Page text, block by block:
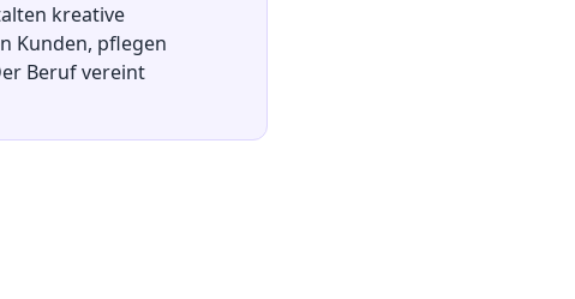
kreative
Kunden, pflegen
Beruf vereint